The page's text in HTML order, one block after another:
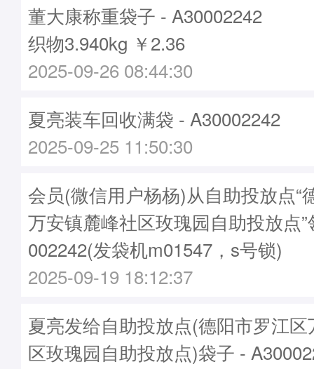
董大康称重袋子 - A30002242
织物3.940kg ￥2.36
2025-09-26 08:44:30
夏亮装车回收满袋 - A30002242
2025-09-25 11:50:30
会员(微信用户杨杨)从自助投放点“
万安镇麓峰社区玫瑰园自助投放点
002242(发袋机m01547，s号锁)
2025-09-19 18:12:37
夏亮发给自助投放点(德阳市罗江
区玫瑰园自助投放点)袋子 -